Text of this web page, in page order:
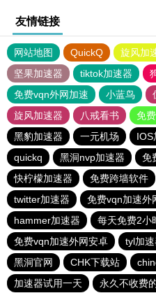
友情链接
网站地图 QuickQ 旋风加
坚果加速器
tiktok加速器
免费vqn外网加速
小蓝鸟
旋风加速器
八戒看书
免
黑豹加速器
一元机场 IOS
quickq
黑洞nvp加速器 免
快柠檬加速器
免费跨墙软件
twitter加速器
免费vqn加速外
hammer加速器
每天免费2小
免费vqn加速外网安卓
tyl加
黑洞官网
CHK下载站
加速器试用一天
永久不收费